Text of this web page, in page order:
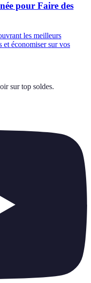
pour Faire des
les meilleurs
et économiser sur vos
sur top soldes.